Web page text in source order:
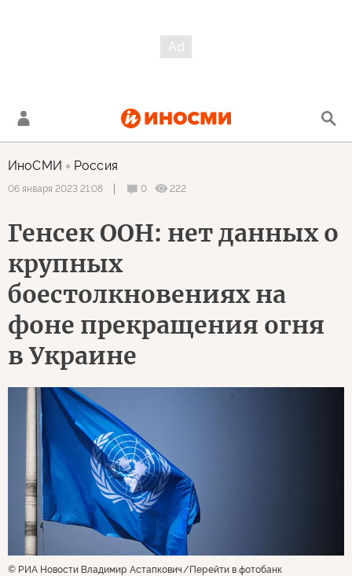
ИноСМИ Россия
06 января 2023 21:08 0 222
Генсек ООН: нет данных о
крупных
боестолкновениях на
фоне прекращения огня
в Украине
© РИА Новости Владимир Астапкович Перейти в фотобанк